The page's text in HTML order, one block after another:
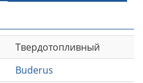
Твердотопливный
Buderus